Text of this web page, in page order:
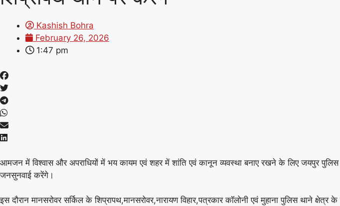
Kashish Bohra
February 26, 2026
1:47 pm
आमजन में विश्वास और अपराधियों में भय कायम एवं शहर में शांति एवं कानून व्यवस्था बनाए रखने के लिए जयपुर
जनसुनवाई करेंगे।
इस दौरान मानसरोवर सर्किल के शिप्रापथ,मानसरोवर,नारायण विहार,पत्रकार कॉलोनी एवं मुहाना पुलिस थाने क्षेत्र